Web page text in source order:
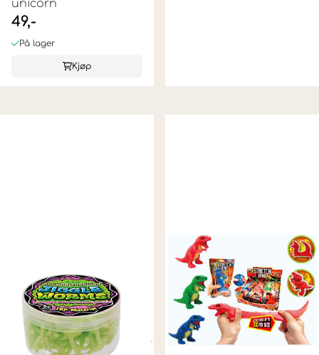
unicorn
49,-
På lager
Kjøp